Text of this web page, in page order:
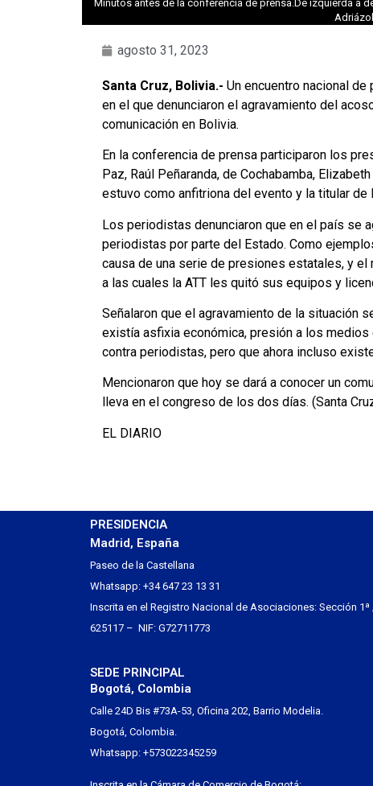
Minutos antes de la conferencia de prensa.De izquierda a
agosto 31, 2023
Santa Cruz, Bolivia.- Un encuentro nacional
en el que denunciaron el agravamiento del
comunicación en Bolivia.
En la conferencia de prensa participaron los
Paz, Raúl Peñaranda, de Cochabamba,
estuvo como anfitriona del evento y la titular de
Los periodistas denunciaron que en el país se
periodistas por parte del Estado. Como
causa de una serie de presiones estatales, y
a las cuales la ATT les quitó sus equipos y
Señalaron que el agravamiento de la situación
existía asfixia económica, presión a los
contra periodistas, pero que ahora incluso
Mencionaron que hoy se dará a conocer un
lleva en el congreso de los dos días. (Santa
EL DIARIO
PRESIDENCIA
Madrid, España
Paseo de la Castellana
Whatsapp: +34 647 23 13 31
Inscrita en el Registro Nacional de Asociaciones: Sección
625117 – NIF: G72711773
SEDE PRINCIPAL
Bogotá, Colombia
Calle 24D Bis #73A-53, Oficina 202, Barrio Modelia.
Bogotá, Colombia.
Whatsapp: +573022345259